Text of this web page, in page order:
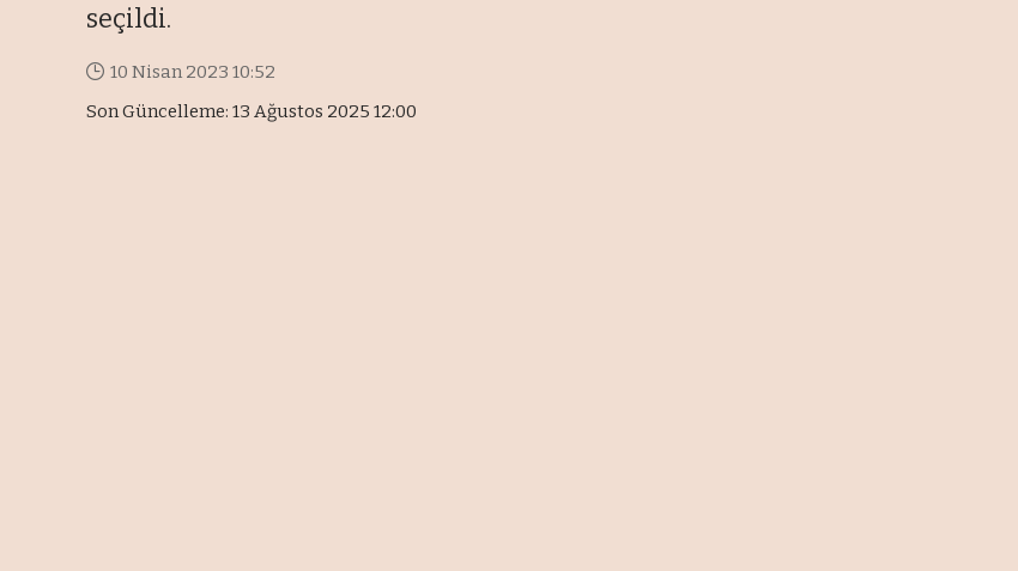
seçildi.
Son Güncelleme: 13 Ağustos 2025 12:00
10 Nisan 2023 10:52